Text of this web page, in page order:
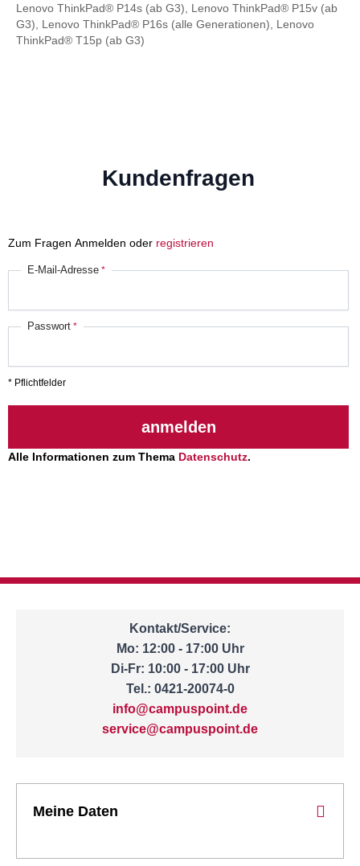
Lenovo ThinkPad® P14s (ab G3), Lenovo ThinkPad® P15v (ab
G3), Lenovo ThinkPad® P16s (alle Generationen), Lenovo
ThinkPad® T15p (ab G3)
Kundenfragen
Zum Fragen Anmelden oder registrieren
E-Mail-Adresse
Passwort
* Pflichtfelder
anmelden
Alle Informationen zum Thema Datenschutz.
Kontakt/Service:
Mo: 12:00 - 17:00 Uhr
Di-Fr: 10:00 - 17:00 Uhr
Tel.: 0421-20074-0
info@campuspoint.de
service@campuspoint.de
Meine Daten